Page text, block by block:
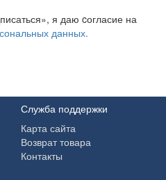
я даю cогласие на
данных.
Служба поддержки
Карта сайта
Возврат товара
Контакты